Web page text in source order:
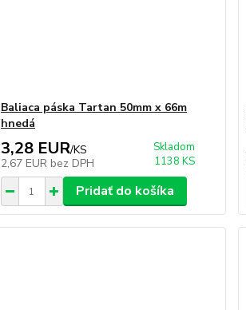
Baliaca páska Tartan 50mm x 66m
hnedá
3,28 EUR/KS
2,67 EUR bez DPH
Skladom
1138 KS
Pridať do košíka